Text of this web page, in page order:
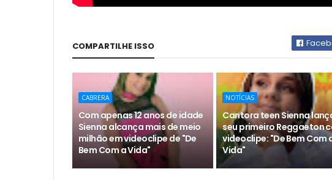
COMPARTILHE ISSO
CABRERA
Com apenas 12 anos de idade
Sienna alcança mais de meio
milhão em videoclipe de "De
Bem Com a Vida"
NOTÍCIAS
Cantora teen Sienna
seu primeiro Reggaeton
videoclipe: "De Bem Com
Vida"